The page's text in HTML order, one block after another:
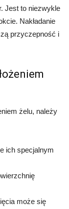
Jest to niezwykle
Nakładanie
przyczepność i
żelu, należy
ich specjalnym
może się